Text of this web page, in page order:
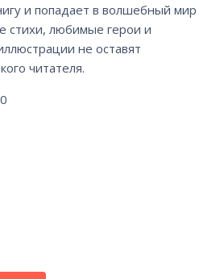
и попадает в волшебный мир
стихи, любимые герои и
не оставят
читателя.